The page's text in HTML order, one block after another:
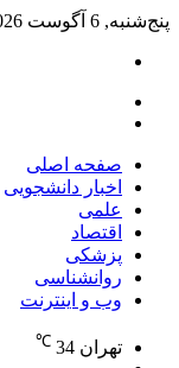
پنج‌شنبه, 6 آگوست 2026
صفحه اصلی
اخبار دانشجویی
علمی
اقتصاد
پزشکی
روانشناسی
وب و اینترنت
تهران 34
℃